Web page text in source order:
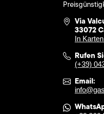
Via
33072
In
Rufen
(+39)
Email: